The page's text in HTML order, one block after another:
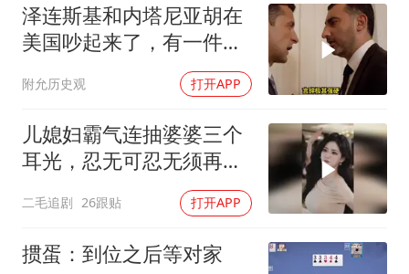
新华社权威快报|我国编制完成新版全月地质图
中国经济展现强大韧性和活力
泽连斯基和内塔尼亚胡在
美国吵起来了，有一件事
附允历史观 打开APP
儿媳妇霸气连抽婆婆三个
耳光，忍无可忍无须再
二毛追剧 26跟贴 打开APP
掼蛋：到位之后等对家